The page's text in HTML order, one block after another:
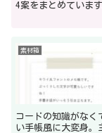
4案をまとめています
素材箱
コードの知識がなく
い手帳風に大変身。